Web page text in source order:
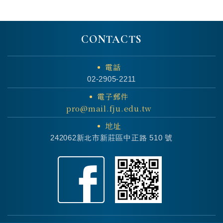
CONTACTS
電話
02-2905-2211
電子郵件
pro@mail.fju.edu.tw
地址
242062新北市新莊區中正路 510 號